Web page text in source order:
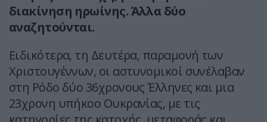
διακίνηση ηρωίνης. Άλλα δύο
αναζητούνται.
Ειδικότερα, τη Δευτέρα, παραμονή των
Χριστουγέννων, οι αστυνομικοί συνέλαβαν
στη Ρόδο δύο 36χρονους Έλληνες και μια
23χρονη υπήκοο Ουκρανίας, με τις